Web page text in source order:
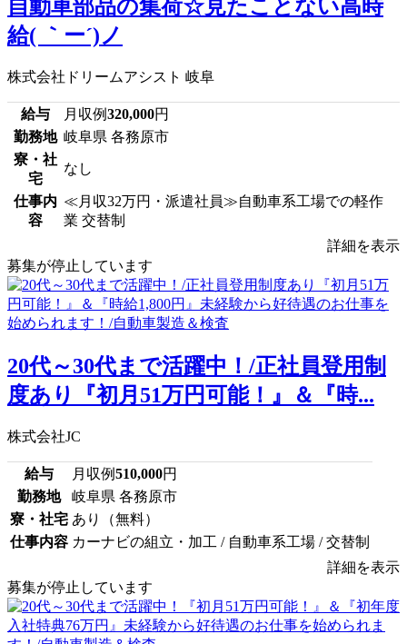
自動車部品の集荷☆見たことない高時
給( ｀ー´)ノ
株式会社ドリームアシスト 岐阜
給与 月収例320,000円
勤務地 岐阜県 各務原市
寮・社
宅
なし
仕事内
容
≪月収32万円・派遣社員≫自動車系工場での軽作
業 交替制
詳細を表示
募集が停止しています
20代～30代まで活躍中！/正社員登用制
度あり『初月51万円可能！』＆『時...
株式会社JC
給与 月収例510,000円
勤務地
岐阜県 各務原市
寮・社宅 あり（無料）
仕事内容 カーナビの組立・加工 / 自動車系工場 / 交替制
詳細を表示
募集が停止しています